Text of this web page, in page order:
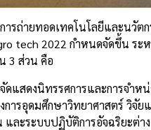
ารถ่ายทอดเทคโนโลยีและนวั
tech 2022 กำหนดจัดขึ้น ร
3 ส่วน คือ
ดแสดงนิทรรศการและการจำ
การอุดมศึกษาวิทยาศาสตร์ วิ
ละระบบปฏิบัติการอัจฉริยะต่า